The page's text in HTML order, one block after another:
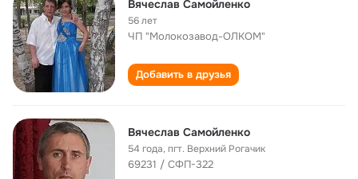
Вячеслав Самойленко
56 лет
ЧП "Молокозавод-ОЛКОМ"
Добавить в друзья
Вячеслав Самойленко
54 года,пгт. Верхний Рогачик
69231 / СФП-322